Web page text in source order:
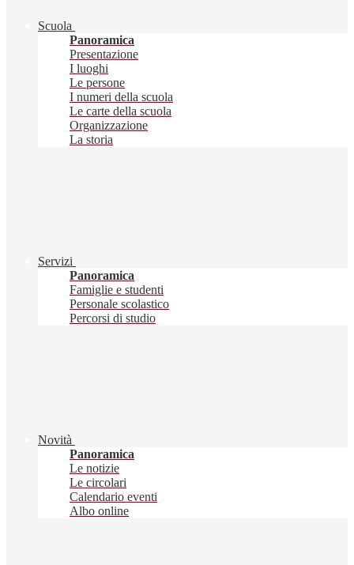
Scuola
Panoramica
Presentazione
I luoghi
Le persone
I numeri della scuola
Le carte della scuola
Organizzazione
La storia
Servizi
Panoramica
Famiglie e studenti
Personale scolastico
Percorsi di studio
Novità
Panoramica
Le notizie
Le circolari
Calendario eventi
Albo online